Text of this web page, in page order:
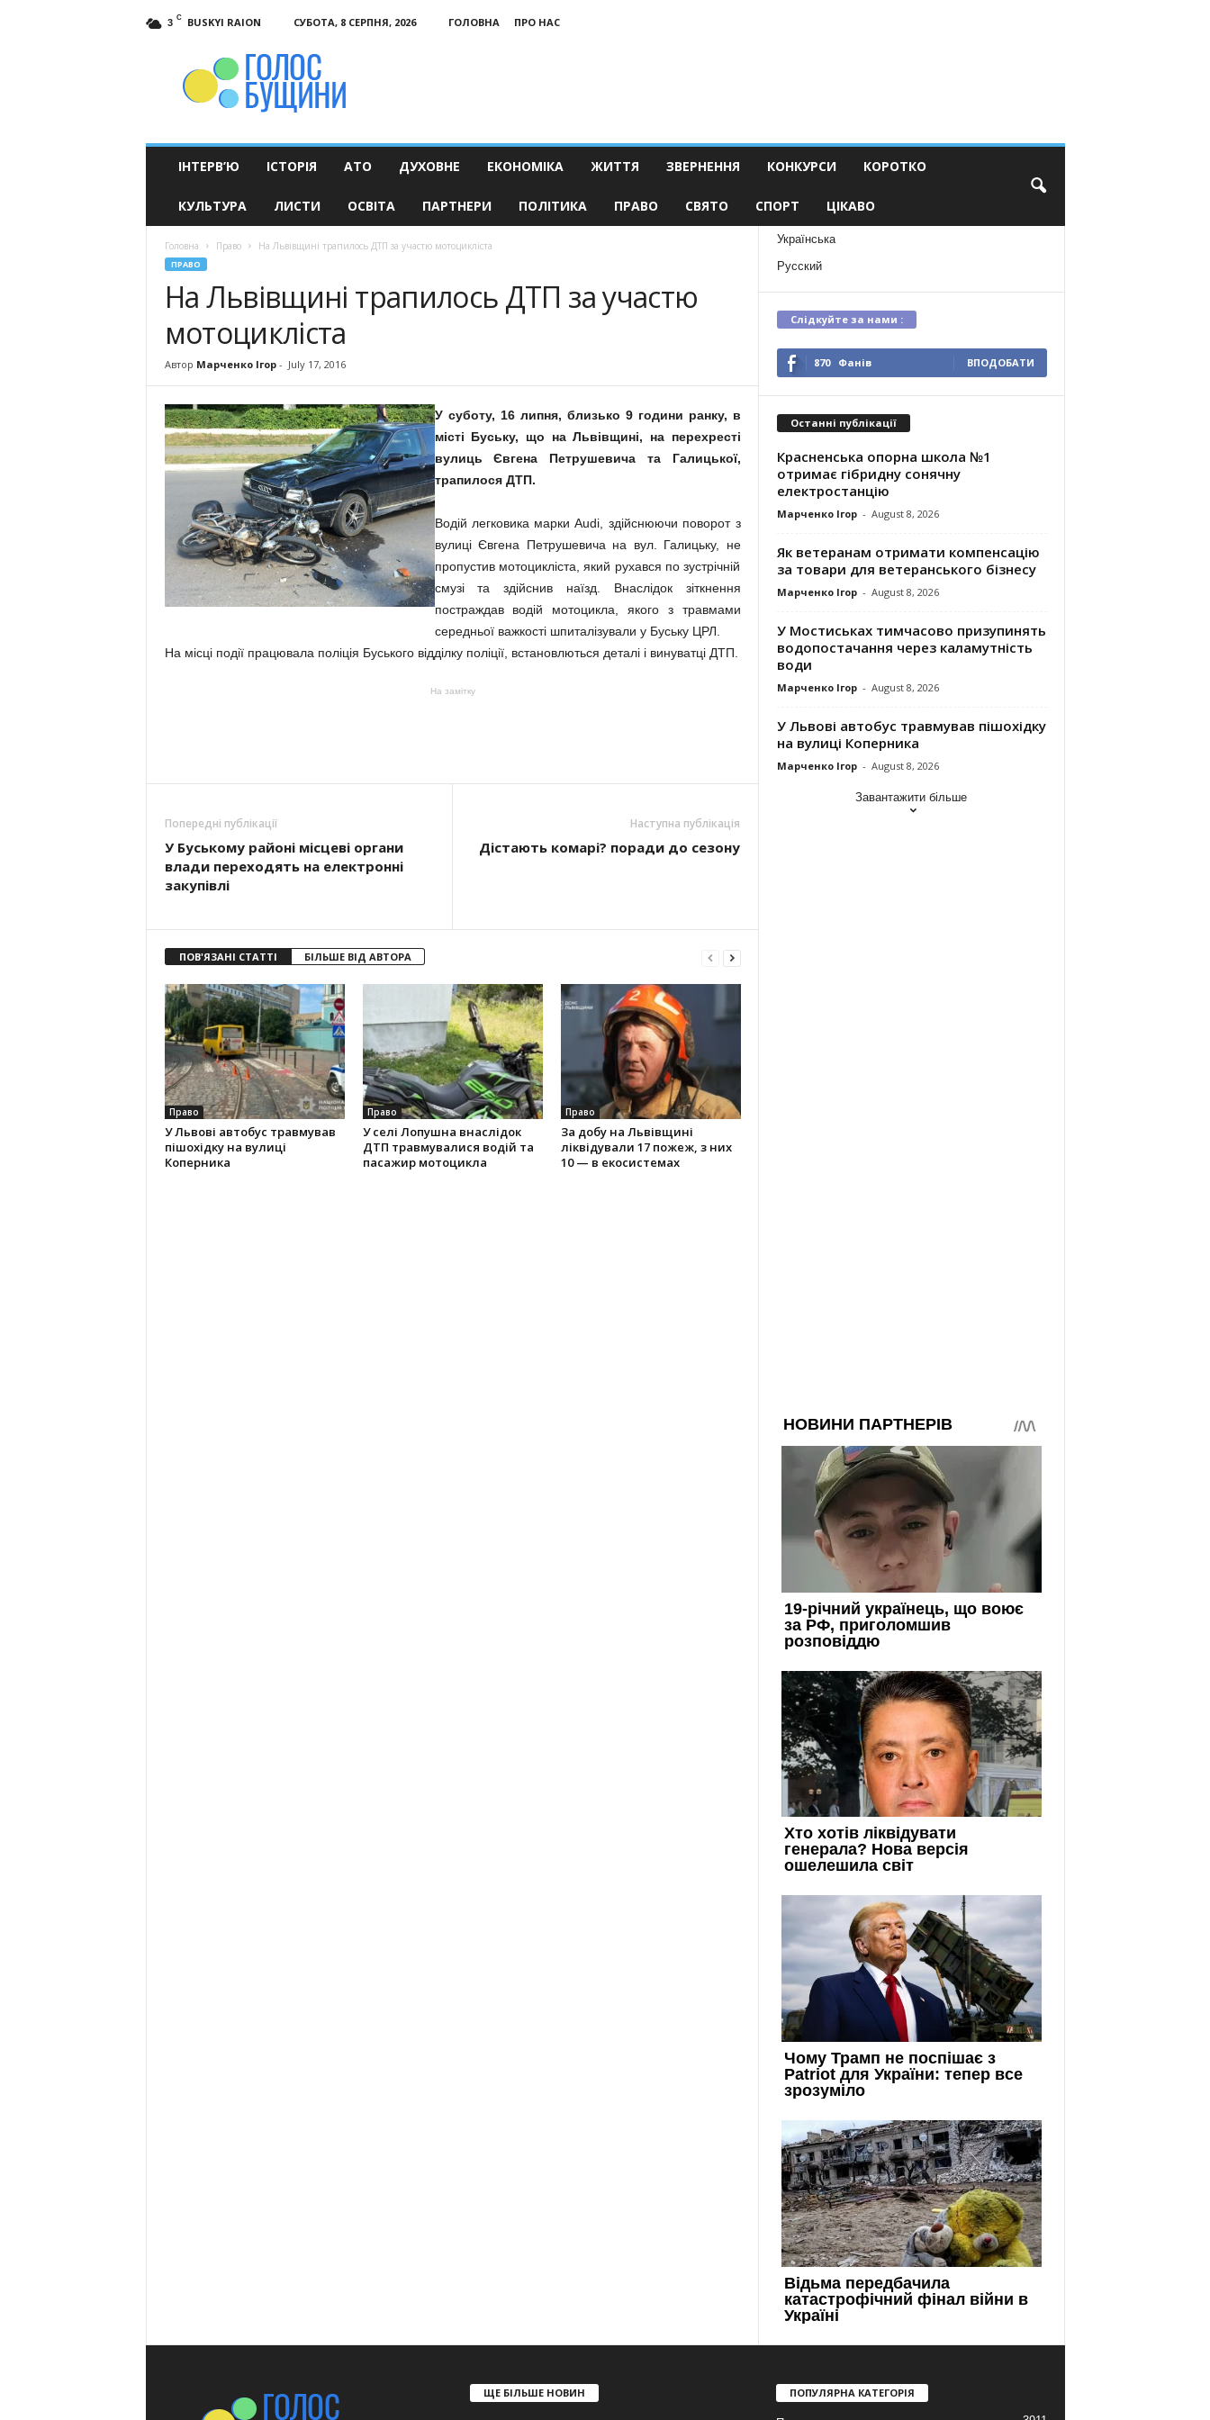
3 C BUSKYI RAION СУБОТА, 8 СЕРПНЯ, 2026 ГОЛОВНА
ПРО НАС
ІНТЕРВ’Ю ІСТОРІЯ АТО ДУХОВНЕ ЕКОНОМІКА ЖИТТЯ ЗВЕРНЕННЯ КОНКУРСИ КОРОТКО
КУЛЬТУРА ЛИСТИ ОСВІТА ПАРТНЕРИ ПОЛІТИКА ПРАВО СВЯТО СПОРТ ЦІКАВО
Головна Право На Львівщині трапилось ДТП за участю мотоцикліста
ПРАВО
На Львівщині трапилось ДТП за участю
мотоцикліста
Автор Марченко Ігор- July 17, 2016
У суботу, 16 липня, близько 9 години ранку, в
місті Буську, що на Львівщині, на перехресті
вулиць Євгена Петрушевича та Галицької,
трапилося ДТП.
Водій легковика марки Audi, здійснюючи поворот з
вулиці Євгена Петрушевича на вул. Галицьку, не
пропустив мотоцикліста, який рухався по зустрічній
смузі та здійснив наїзд. Внаслідок зіткнення
постраждав водій мотоцикла, якого з травмами
середньої важкості шпиталізували у Буську ЦРЛ.
На місці події працювала поліція Буського відділку поліції, встановлються деталі і винуватці ДТП.
На замітку
Попередні публікації
У Буському районі місцеві органи
влади переходять на електронні
закупівлі
Наступна публікація
Дістають комарі? поради до сезону
ПОВ'ЯЗАНІ СТАТТІ БІЛЬШЕ ВІД АВТОРА
Право
У Львові автобус травмував
пішохідку на вулиці
Коперника
Право
У селі Лопушна внаслідок
ДТП травмувалися водій та
пасажир мотоцикла
Право
За добу на Львівщині
ліквідували 17 пожеж, з них
10 — в екосистемах
Українська
Русский
Слідкуйте за нами :
870 Фанів ВПОДОБАТИ
Останні публікації
Красненська опорна школа №1
отримає гібридну сонячну
електростанцію
Марченко Ігор - August 8, 2026
Як ветеранам отримати компенсацію
за товари для ветеранського бізнесу
Марченко Ігор - August 8, 2026
У Мостиськах тимчасово призупинять
водопостачання через каламутність
води
Марченко Ігор - August 8, 2026
У Львові автобус травмував пішохідку
на вулиці Коперника
Марченко Ігор - August 8, 2026
Завантажити більше
ЩЕ БІЛЬШЕ НОВИН ПОПУЛЯРНА КАТЕГОРІЯ